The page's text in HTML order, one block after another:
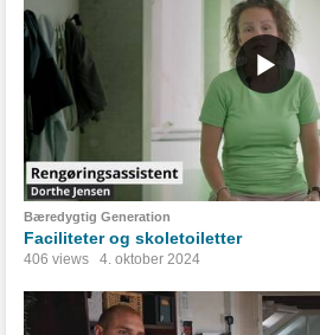
Bæredygtig Generation
Faciliteter og skoletoiletter
406 views 4. oktober 2024